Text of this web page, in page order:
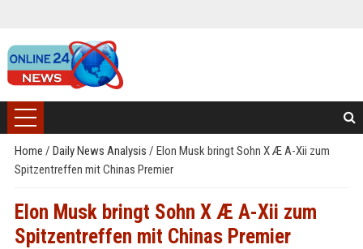
Home / Daily News Analysis / Elon Musk bringt Sohn X Æ A-Xii zum
Spitzentreffen mit Chinas Premier
Elon Musk bringt Sohn X Æ A-Xii zum
Spitzentreffen mit Chinas Premier